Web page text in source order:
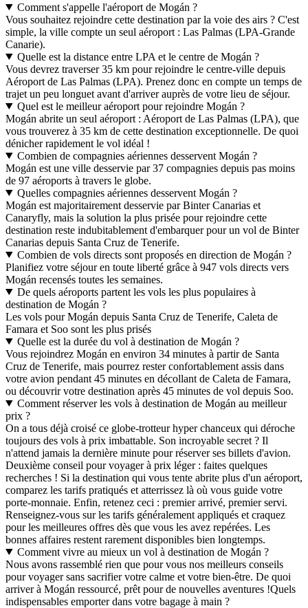
Comment s'appelle l'aéroport de Mogán ?
Vous souhaitez rejoindre cette destination par la voie des airs ? C'est
simple, la ville compte un seul aéroport : Las Palmas (LPA-Grande
Canarie).
Quelle est la distance entre LPA et le centre de Mogán ?
Vous devrez traverser 35 km pour rejoindre le centre-ville depuis
Aéroport de Las Palmas (LPA). Prenez donc en compte un temps de
trajet un peu longuet avant d'arriver auprès de votre lieu de séjour.
Quel est le meilleur aéroport pour rejoindre Mogán ?
Mogán abrite un seul aéroport : Aéroport de Las Palmas (LPA), que
vous trouverez à 35 km de cette destination exceptionnelle. De quoi
dénicher rapidement le vol idéal !
Combien de compagnies aériennes desservent Mogán ?
Mogán est une ville desservie par 37 compagnies depuis pas moins
de 97 aéroports à travers le globe.
Quelles compagnies aériennes desservent Mogán ?
Mogán est majoritairement desservie par Binter Canarias et
Canaryfly, mais la solution la plus prisée pour rejoindre cette
destination reste indubitablement d'embarquer pour un vol de Binter
Canarias depuis Santa Cruz de Tenerife.
Combien de vols directs sont proposés en direction de Mogán ?
Planifiez votre séjour en toute liberté grâce à 947 vols directs vers
Mogán recensés toutes les semaines.
De quels aéroports partent les vols les plus populaires à
destination de Mogán ?
Les vols pour Mogán depuis Santa Cruz de Tenerife, Caleta de
Famara et Soo sont les plus prisés
Quelle est la durée du vol à destination de Mogán ?
Vous rejoindrez Mogán en environ 34 minutes à partir de Santa
Cruz de Tenerife, mais pourrez rester confortablement assis dans
votre avion pendant 45 minutes en décollant de Caleta de Famara,
ou découvrir votre destination après 45 minutes de vol depuis Soo.
Comment réserver les vols à destination de Mogán au meilleur
prix ?
On a tous déjà croisé ce globe-trotteur hyper chanceux qui déroche
toujours des vols à prix imbattable. Son incroyable secret ? Il
n'attend jamais la dernière minute pour réserver ses billets d'avion.
Deuxième conseil pour voyager à prix léger : faites quelques
recherches ! Si la destination qui vous tente abrite plus d'un aéroport,
comparez les tarifs pratiqués et atterrissez là où vous guide votre
porte-monnaie. Enfin, retenez ceci : premier arrivé, premier servi.
Renseignez-vous sur les tarifs généralement appliqués et craquez
pour les meilleures offres dès que vous les avez repérées. Les
bonnes affaires restent rarement disponibles bien longtemps.
Comment vivre au mieux un vol à destination de Mogán ?
Nous avons rassemblé rien que pour vous nos meilleurs conseils
pour voyager sans sacrifier votre calme et votre bien-être. De quoi
arriver à Mogán ressourcé, prêt pour de nouvelles aventures !Quels
indispensables emporter dans votre bagage à main ?